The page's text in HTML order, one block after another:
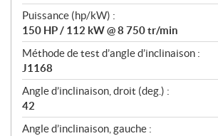
Puissance (hp/kW) :
150 HP / 112 kW @ 8 750 tr/min
Méthode de test d’angle d’inclinaison :
J1168
Angle d’inclinaison, droit (deg.) :
42
Angle d’inclinaison, gauche :